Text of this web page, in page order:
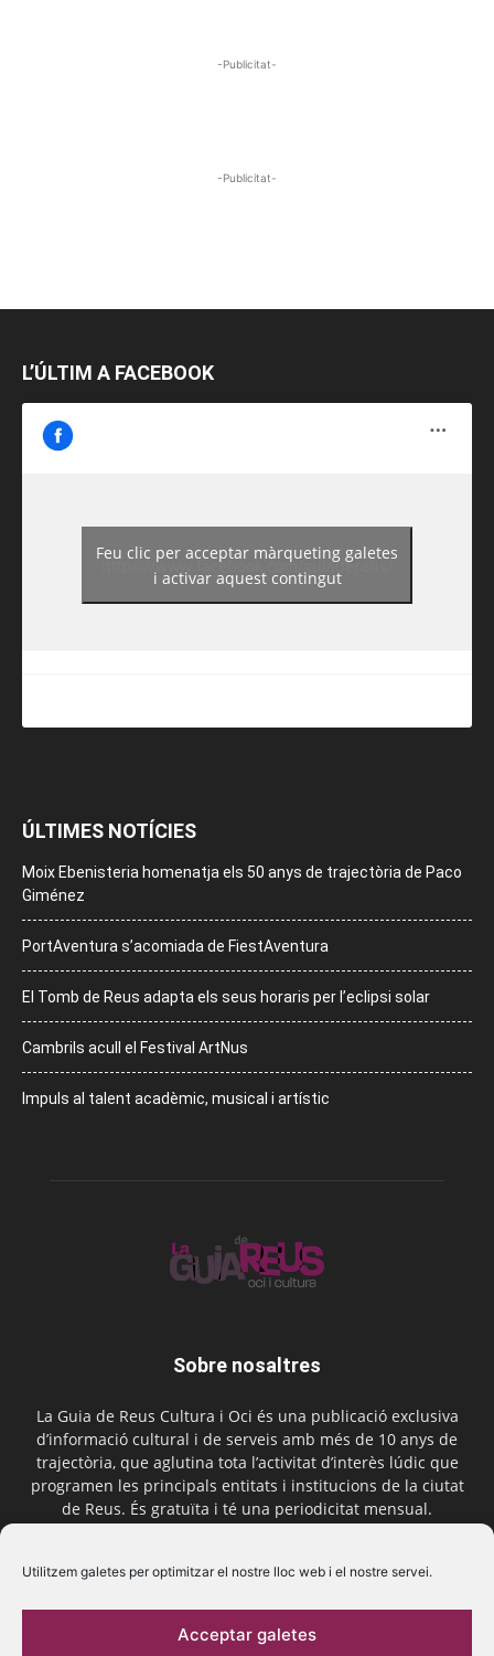
Utilitzem galetes per optimitzar el nostre lloc web i el nostre servei.
Acceptar galetes
-Publicitat-
-Publicitat-
L’ÚLTIM A FACEBOOK
https://www.facebook.com/guiadereus/
Feu clic per acceptar màrqueting galetes
i activar aquest contingut
ÚLTIMES NOTÍCIES
Moix Ebenisteria homenatja els 50 anys de trajectòria de Paco
Giménez
PortAventura s’acomiada de FiestAventura
El Tomb de Reus adapta els seus horaris per l’eclipsi solar
Cambrils acull el Festival ArtNus
Impuls al talent acadèmic, musical i artístic
Sobre nosaltres
La Guia de Reus Cultura i Oci és una publicació exclusiva
d’informació cultural i de serveis amb més de 10 anys de
trajectòria, que aglutina tota l’activitat d’interès lúdic que
programen les principals entitats i institucions de la ciutat
de Reus. És gratuïta i té una periodicitat mensual.
Segueix-nos